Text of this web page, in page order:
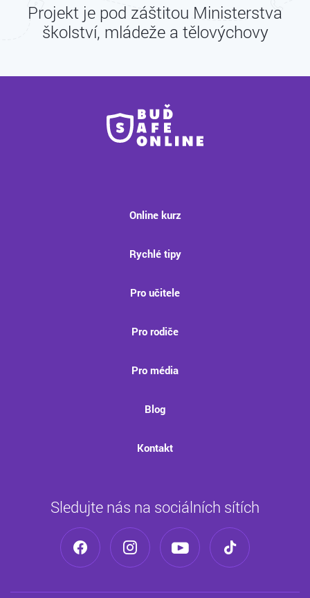
Projekt je pod záštitou Ministerstva
školství, mládeže a tělovýchovy
Online kurz
Rychlé tipy
Pro učitele
Pro rodiče
Pro média
Blog
Kontakt
Sledujte nás na sociálních sítích